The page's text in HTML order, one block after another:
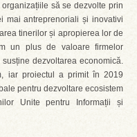
să se dezvolte prin
mai antreprenoriali și inovativi
tinerilor și apropierea lor de
un plus de valoare firmelor
dezvoltarea economică.
iar proiectul a primit în 2019
pentru dezvoltare ecosistem
Unite pentru Informații și